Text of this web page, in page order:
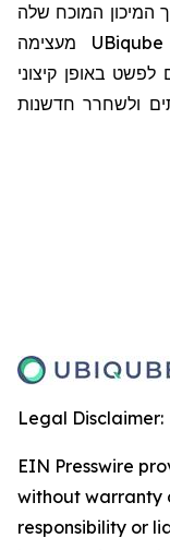
המיכון המוכח שלה
UBiqube מעצימה
לפשט באופן קיצוני
ולשחרר חדשנות
Legal Disclaimer:
EIN Presswire
without warranty
responsibility or